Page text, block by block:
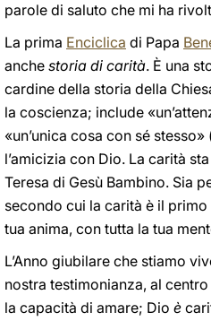
parole di saluto che mi ha
La prima Enciclica di Papa
anche storia di carità. È una
cardine della storia della
la coscienza; include
«un’unica cosa con sé
l’amicizia con Dio. La carità
Teresa di Gesù Bambino. Sia
secondo cui la carità è il
tua anima, con tutta la tua
L’Anno giubilare che stiamo
nostra testimonianza, al
la capacità di amare; Dio è